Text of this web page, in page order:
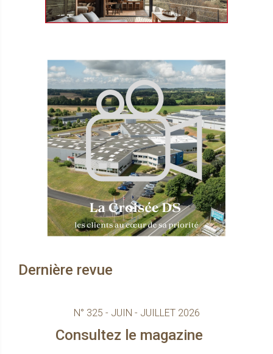
Dernière revue
N° 325 - JUIN - JUILLET 2026
le magazine